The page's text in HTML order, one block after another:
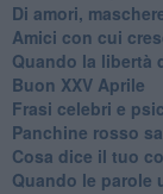
Di amori,
​Amici con cui
​Quando la libertà
Buon XXV Aprile
​Frasi celebri e
​Panchine rosso
​Cosa dice il tuo
​Quando le parole